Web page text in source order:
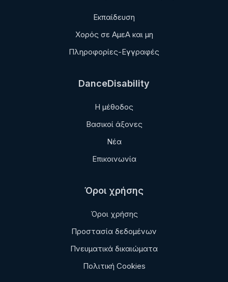
Εκπαίδευση
Χορός σε ΑμεΑ και μη
Πληροφορίες-Εγγραφές
DanceDisability
Η μέθοδος
Βασικοί άξονες
Νέα
Επικοινωνία
Όροι χρήσης
Όροι χρήσης
Προστασία δεδομένων
Πνευματικά δικαιώματα
Πολιτική Cookies